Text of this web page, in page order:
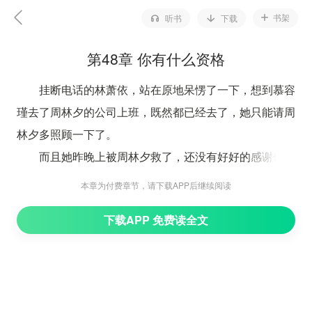
听书 下载 书架
第48章 你有什么资格
挂断电话的林萧依，站在原地呆愣了一下，想到慕容
瑾去了周林夕的公司上班，既然都已经去了，她只能请周
林夕多照顾一下了。
而且她昨晚上被周林夕救了，还没有好好的感谢他，
其实心底还是有些抱歉的。
林夕给她一张名片，上面有他的电话号码，翻了一会才找
本章为付费章节，请下载APP后继续阅读
下载APP 免费读全文